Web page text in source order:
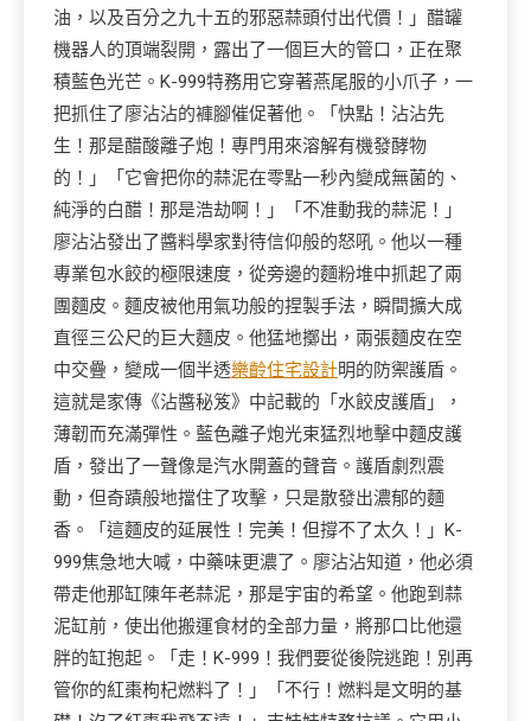
油，以及百分之九十五的邪惡蒜頭付出代價！」醋罐
機器人的頂端裂開，露出了一個巨大的管口，正在聚
積藍色光芒。K-999特務用它穿著燕尾服的小爪子，一
把抓住了廖沾沾的褲腳催促著他。「快點！沾沾先
生！那是醋酸離子炮！專門用來溶解有機發酵物
的！」「它會把你的蒜泥在零點一秒內變成無菌的、
純淨的白醋！那是浩劫啊！」「不准動我的蒜泥！」
廖沾沾發出了醬料學家對待信仰般的怒吼。他以一種
專業包水餃的極限速度，從旁邊的麵粉堆中抓起了兩
團麵皮。麵皮被他用氣功般的捏製手法，瞬間擴大成
直徑三公尺的巨大麵皮。他猛地擲出，兩張麵皮在空
中交疊，變成一個半透樂齡住宅設計明的防禦護盾。
這就是家傳《沾醬秘笈》中記載的「水餃皮護盾」，
薄韌而充滿彈性。藍色離子炮光束猛烈地擊中麵皮護
盾，發出了一聲像是汽水開蓋的聲音。護盾劇烈震
動，但奇蹟般地擋住了攻擊，只是散發出濃郁的麵
香。「這麵皮的延展性！完美！但撐不了太久！」K-
999焦急地大喊，中藥味更濃了。廖沾沾知道，他必須
帶走他那缸陳年老蒜泥，那是宇宙的希望。他跑到蒜
泥缸前，使出他搬運食材的全部力量，將那口比他還
胖的缸抱起。「走！K-999！我們要從後院逃跑！別再
管你的紅棗枸杞燃料了！」「不行！燃料是文明的基